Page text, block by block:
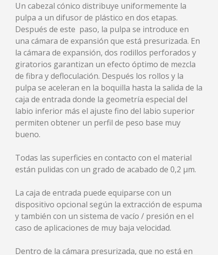
CAJA DE ENTRADA PRESURIZADA
CAJA DE ENTRADA HIDRÁULICA CRESCENT
SISTEMA DE DILUCIÓN
RODILLOS RECTIFICADORES
SISTEMAS DE TRATAMIENTO DE AGUA
SUPERFLOT CFR
SEDIFLOT CHS
QUADRAFLOT CQF
REACTOR DE PRESIÓN VERTICAL PRV
DISSOLUTOR DE AIRE TUBOLAR ADT
FILTRO MICROSCREEN MSF
Un cabezal cónico distribuye uniformemente la
pulpa a un difusor de plástico en dos etapas.
Después de este paso, la pulpa se introduce en
una cámara de expansión que está presurizada. En
la cámara de expansión, dos rodillos perforados y
giratorios garantizan un efecto óptimo de mezcla
de fibra y defloculación. Después los rollos y la
pulpa se aceleran en la boquilla hasta la salida de la
caja de entrada donde la geometría especial del
labio inferior más el ajuste fino del labio superior
permiten obtener un perfil de peso base muy
bueno.
Todas las superficies en contacto con el material
están pulidas con un grado de acabado de 0,2 µm.
La caja de entrada puede equiparse con un
dispositivo opcional según la extracción de espuma
y también con un sistema de vacío / presión en el
caso de aplicaciones de muy baja velocidad.
Dentro de la cámara presurizada, que no está en